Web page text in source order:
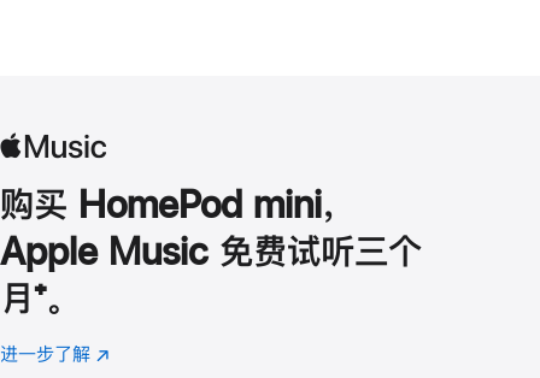
购买 HomePod mini，
Apple Music 免费试听三个
月 脚
注
⁺。
进一步了解 Apple
(在